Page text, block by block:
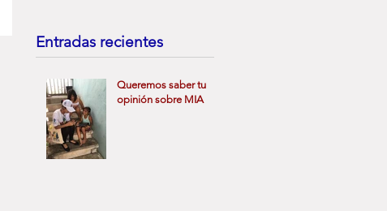
Entradas recientes
Queremos saber tu
opinión sobre MIA